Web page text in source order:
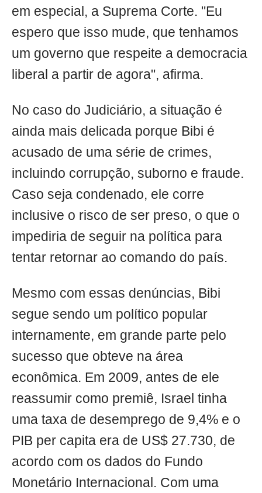
em especial, a Suprema Corte. "Eu
espero que isso mude, que tenhamos
um governo que respeite a democracia
liberal a partir de agora", afirma.
No caso do Judiciário, a situação é
ainda mais delicada porque Bibi é
acusado de uma série de crimes,
incluindo corrupção, suborno e fraude.
Caso seja condenado, ele corre
inclusive o risco de ser preso, o que o
impediria de seguir na política para
tentar retornar ao comando do país.
Mesmo com essas denúncias, Bibi
segue sendo um político popular
internamente, em grande parte pelo
sucesso que obteve na área
econômica. Em 2009, antes de ele
reassumir como premiê, Israel tinha
uma taxa de desemprego de 9,4% e o
PIB per capita era de US$ 27.730, de
acordo com os dados do Fundo
Monetário Internacional. Com uma